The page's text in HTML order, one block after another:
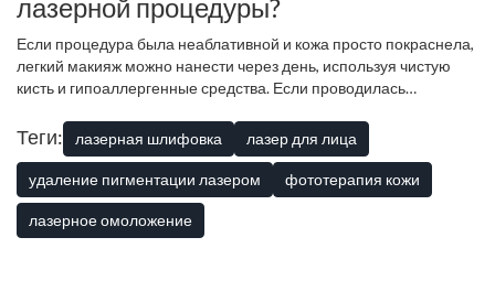
рубцов. Лазер точнее и мощнее.
лазерной процедуры?
Если процедура была неаблативной и кожа просто покраснела,
легкий макияж можно нанести через день, используя чистую
кисть и гипоаллергенные средства. Если проводилась
запрещен до полного заживления (обычно 7-14 дней). Частицы
косметики могут занести инфекцию и вызвать воспаление.
Теги: лазерная шлифовка лазер для лица
удаление пигментации лазером фототерапия кожи
лазерное омоложение